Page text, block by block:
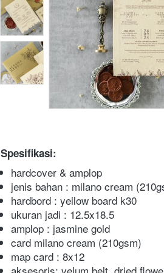
Spesifikasi:
hardcover & amplop
jenis bahan : milano cream
hardbord : yellow board k30
ukuran jadi : 12.5x18.5
amplop : jasmine gold
card milano cream (210gsm)
map card : 8x12